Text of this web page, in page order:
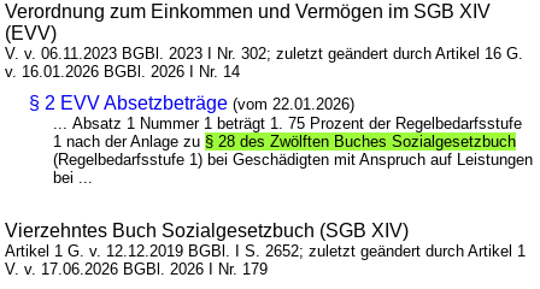
Verordnung zum Einkommen und Vermögen im SGB XIV
(EVV)
V. v. 06.11.2023 BGBl. 2023 I Nr. 302; zuletzt geändert durch Artikel 16 G.
v. 16.01.2026 BGBl. 2026 I Nr. 14
§ 2 EVV Absetzbeträge (vom 22.01.2026)
... Absatz 1 Nummer 1 beträgt 1. 75 Prozent der Regelbedarfsstufe
1 nach der Anlage zu § 28 des Zwölften Buches Sozialgesetzbuch
(Regelbedarfsstufe 1) bei Geschädigten mit Anspruch auf Leistungen
bei ...
Vierzehntes Buch Sozialgesetzbuch (SGB XIV)
Artikel 1 G. v. 12.12.2019 BGBl. I S. 2652; zuletzt geändert durch Artikel 1
V. v. 17.06.2026 BGBl. 2026 I Nr. 179